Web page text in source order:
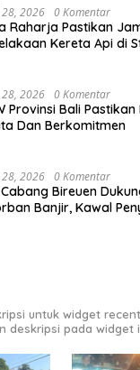
2026 0 Komentar
Raharja Pastikan
Kereta Api di
2026 0 Komentar
Provinsi Bali
Dan Berkomitmen
2026 0 Komentar
Cabang Bireuen
Banjir, Kawal
untuk widget
deskripsi pada widget